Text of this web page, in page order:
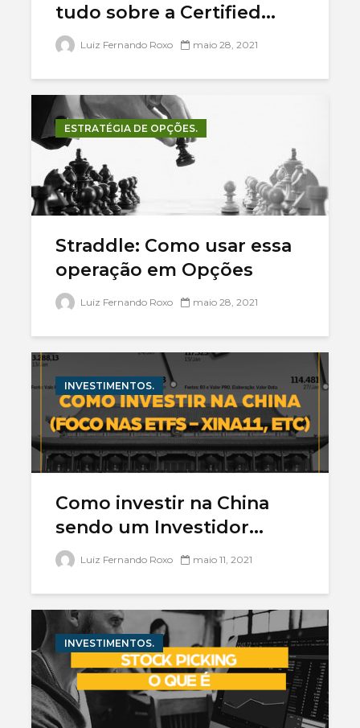
tudo sobre a Certified...
Luiz Fernando Roxo maio 28, 2021
ESTRATÉGIA DE OPÇÕES.
Straddle: Como usar essa
operação em Opções
Luiz Fernando Roxo maio 28, 2021
INVESTIMENTOS.
Como investir na China
sendo um Investidor...
Luiz Fernando Roxo maio 11, 2021
INVESTIMENTOS.